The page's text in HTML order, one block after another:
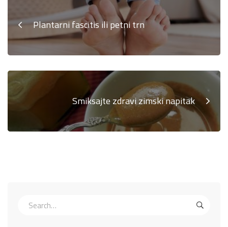
Plantarni fascitis ili petni trn
Smiksajte zdravi zimski napitak